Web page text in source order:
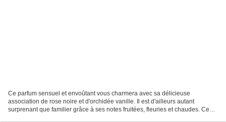
Ce parfum sensuel et envoûtant vous charmera avec sa délicieuse
association de rose noire et d'orchidée vanille. Il est d'ailleurs autant
surprenant que familier grâce à ses notes fruitées, fleuries et chaudes. Ce